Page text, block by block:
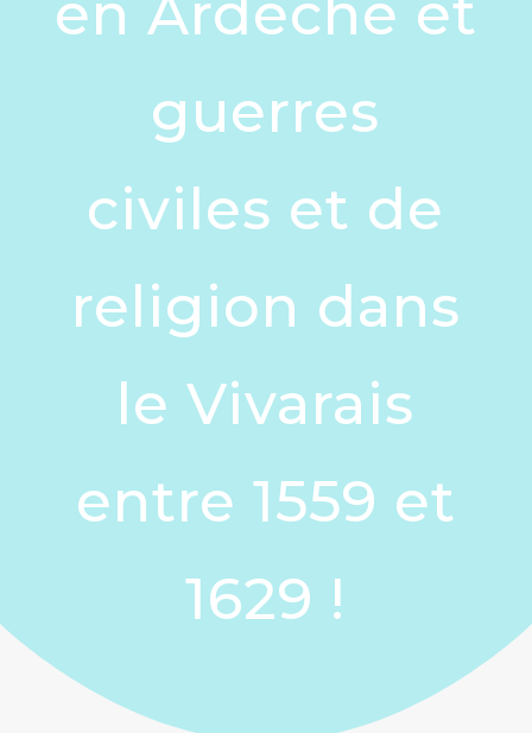
en Ardèche et
guerres
civiles et de
religion dans
le Vivarais
entre 1559 et
1629 !